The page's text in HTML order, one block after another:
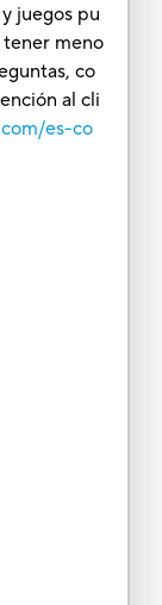
juegos pu
meno
co
al cli
es-co